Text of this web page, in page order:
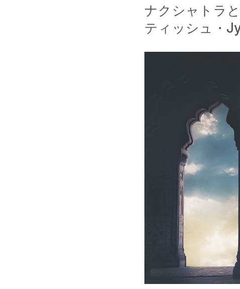
ナクシャトラ
ティッシュ・